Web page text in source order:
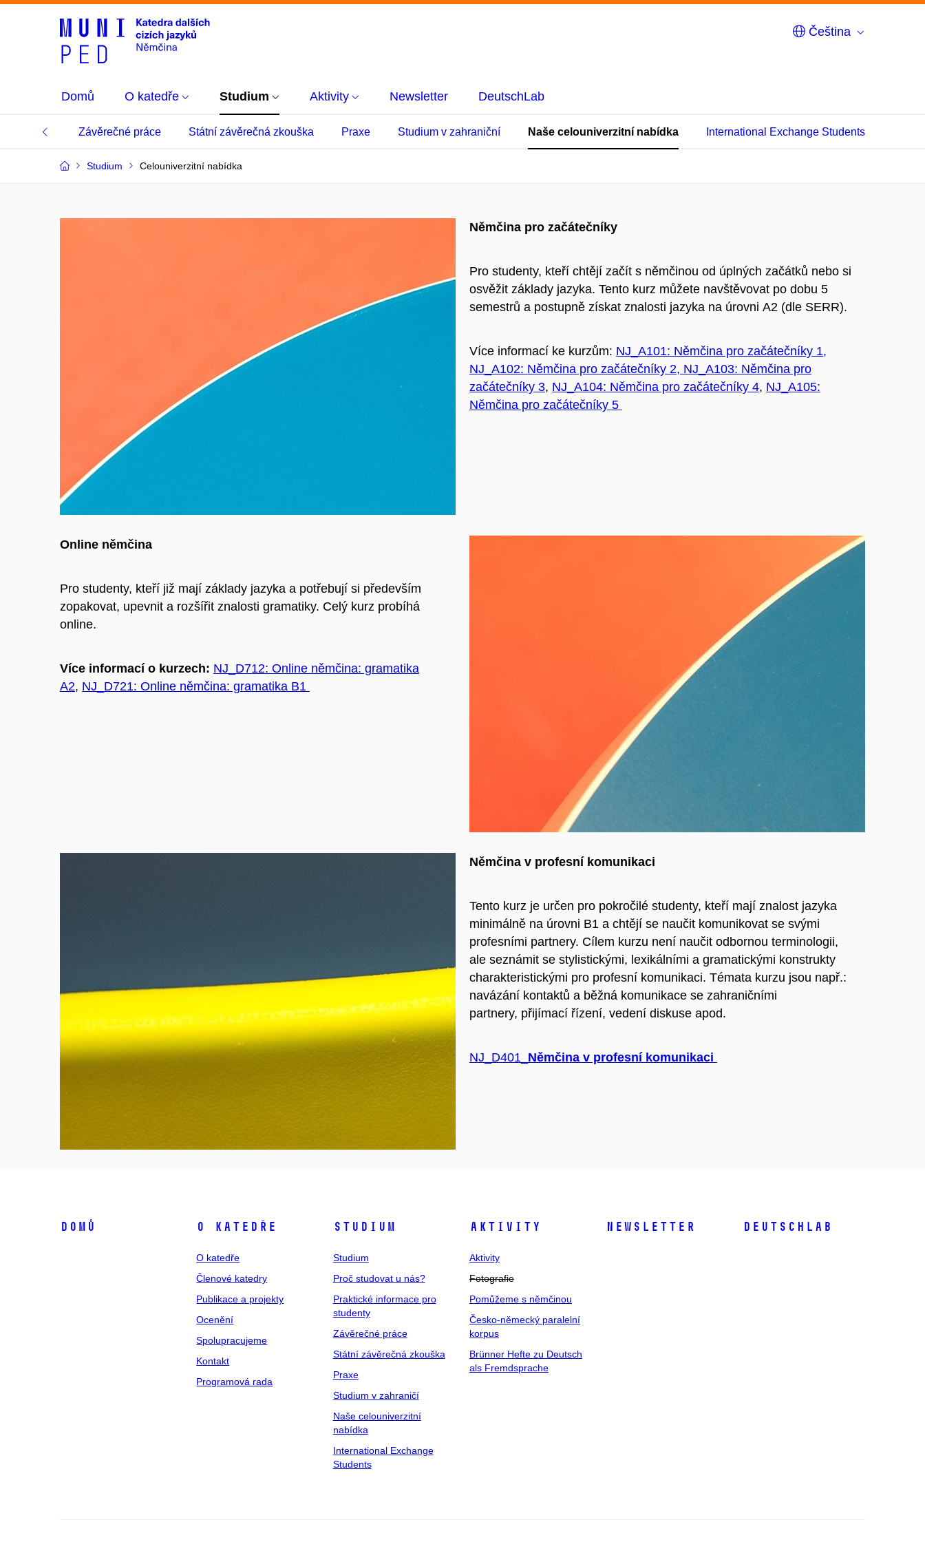
Čeština
Domů O katedře Studium Aktivity Newsletter DeutschLab
studenty Závěrečné práce Státní závěrečná zkouška Praxe Studium v zahraniční Naše celouniverzitní nabídka International Exchange Students
Studium Celouniverzitní nabídka
Němčina pro začátečníky
Pro studenty, kteří chtějí začít s němčinou od úplných začátků nebo si
osvěžit základy jazyka. Tento kurz můžete navštěvovat po dobu 5
semestrů a postupně získat znalosti jazyka na úrovni A2 (dle SERR).
Více informací ke kurzům: NJ_A101: Němčina pro začátečníky 1,
NJ_A102: Němčina pro začátečníky 2, NJ_A103: Němčina pro
začátečníky 3, NJ_A104: Němčina pro začátečníky 4, NJ_A105:
Němčina pro začátečníky 5
Online němčina
Pro studenty, kteří již mají základy jazyka a potřebují si především
zopakovat, upevnit a rozšířit znalosti gramatiky. Celý kurz probíhá
online.
Více informací o kurzech: NJ_D712: Online němčina: gramatika
A2, NJ_D721: Online němčina: gramatika B1
Němčina v profesní komunikaci
Tento kurz je určen pro pokročilé studenty, kteří mají znalost jazyka
minimálně na úrovni B1 a chtějí se naučit komunikovat se svými
profesními partnery. Cílem kurzu není naučit odbornou terminologii,
ale seznámit se stylistickými, lexikálními a gramatickými konstrukty
charakteristickými pro profesní komunikaci. Témata kurzu jsou např.:
navázání kontaktů a běžná komunikace se zahraničními
partnery, přijímací řízení, vedení diskuse apod.
NJ_D401_ Němčina v profesní komunikaci
Domů O katedře
O katedře
Členové katedry
Publikace a projekty
Ocenění
Spolupracujeme
Kontakt
Programová rada
Studium
Studium
Proč studovat u nás?
Praktické informace pro
studenty
Závěrečné práce
Státní závěrečná zkouška
Praxe
Studium v zahraničí
Naše celouniverzitní
nabídka
International Exchange
Students
Aktivity
Aktivity
Fotografie
Pomůžeme s němčinou
Česko-německý paralelní
korpus
Brünner Hefte zu Deutsch
als Fremdsprache
Newsletter DeutschLab